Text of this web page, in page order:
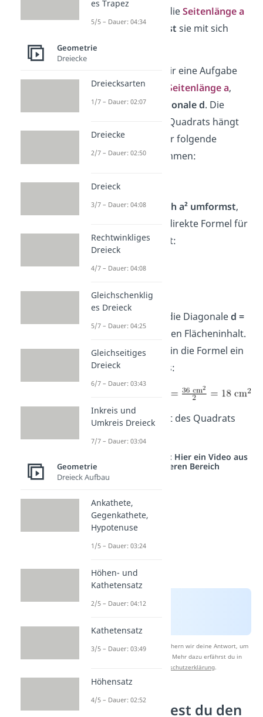
Du nimmst also dieSeitenlänge a
undmultiplizierst sie mit sich
selbst.
Manchmal gibt dir eine Aufgabe
jedoch nicht die
Seitenlänge a,
sondern die
Diagonale d. Die
Diagonale eines Quadrats hängt
mit der Seite über folgende
Beziehung zusammen:
Wenn du das nach a² umformst,
erhältst du eine direkte Formel für
den Flächeninhalt:
➡️Beispiel:
Ein Quadrat hat die Diagonaled =
6 cm
. Berechne den Flächeninhalt.
Das setzt du nur in die Formel ein
und rechnest aus:
Der Flächeninhalt des Quadrats
beträgt
Studyflix vernetzt: Hier ein Video aus
einem anderen Bereich
Nach Beantwortung speichern wir deine Antwort, um
Studyflix zu verbessern. Mehr dazu erfährst du in
Datenschutzerklärung.
So berechnest du den
es Trapez
5/5 – Dauer: 04:34
Geometrie
Dreiecke
Dreiecksarten
1/7 – Dauer: 02:07
Dreiecke
2/7 – Dauer: 02:50
Dreieck
3/7 – Dauer: 04:08
Rechtwinkliges
Dreieck
4/7 – Dauer: 04:08
Gleichschenklig
es Dreieck
5/7 – Dauer: 04:25
Gleichseitiges
Dreieck
6/7 – Dauer: 03:43
Inkreis und
Umkreis Dreieck
7/7 – Dauer: 03:04
Geometrie
Dreieck Aufbau
Ankathete,
Gegenkathete,
Hypotenuse
1/5 – Dauer: 03:24
Höhen- und
Kathetensatz
2/5 – Dauer: 04:12
Kathetensatz
3/5 – Dauer: 03:49
Höhensatz
4/5 – Dauer: 02:52